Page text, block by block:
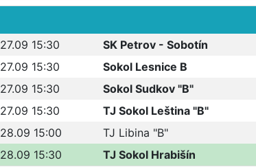
27.09 15:30 SK Petrov - Sobotín
27.09 15:30
Sokol Lesnice B
27.09 15:30
Sokol Sudkov "B"
27.09 15:30
TJ Sokol Leština "B"
28.09 15:00
TJ Libina "B"
28.09 15:30
TJ Sokol Hrabišín